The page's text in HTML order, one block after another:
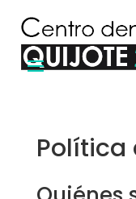
Política